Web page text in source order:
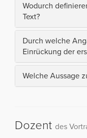
Wodurch
Text?
Durch welche
Einrückung der
Welche Aussage
Dozent des